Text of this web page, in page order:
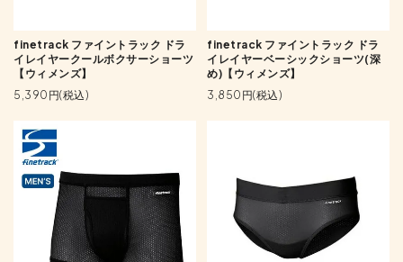
finetrack ファイントラック ドラ
イレイヤークールボクサーショーツ
【ウィメンズ】
5,390円(税込)
finetrack ファイントラック ドラ
イレイヤーベーシックショーツ(深
め)【ウィメンズ】
3,850円(税込)